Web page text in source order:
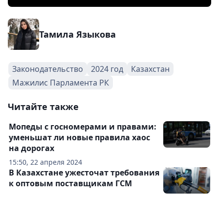
Тамила Языкова
Законодательство 2024 год
Казахстан
Мажилис Парламента РК
Читайте также
15:50, 22 апреля 2024
Мопеды с госномерами и правами:
уменьшат ли новые правила хаос
на дорогах
В Казахстане ужесточат требования
к оптовым поставщикам ГСМ